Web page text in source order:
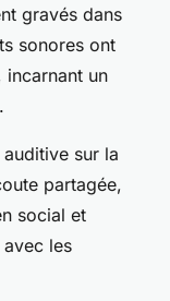
gravés dans
sonores ont
incarnant un
sur la
partagée,
social et
les